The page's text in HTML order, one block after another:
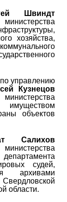
Швиндт
хозяйства,
управлению
Кузнецов
имуществом
объектов
Салихов
судей,
архивами
области.